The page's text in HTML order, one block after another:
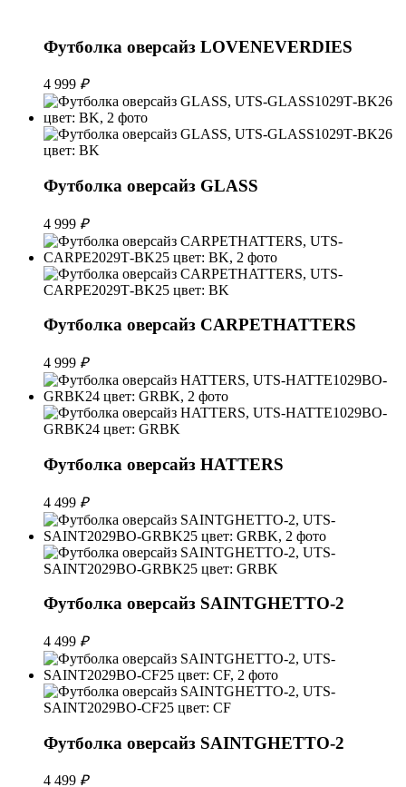
Футболка оверсайз LOVENEVERDIES
4 999 ₽
Футболка оверсайз GLASS
4 999 ₽
Футболка оверсайз CARPETHATTERS
4 999 ₽
Футболка оверсайз HATTERS
4 499 ₽
Футболка оверсайз SAINTGHETTO-2
4 499 ₽
Футболка оверсайз SAINTGHETTO-2
4 499 ₽